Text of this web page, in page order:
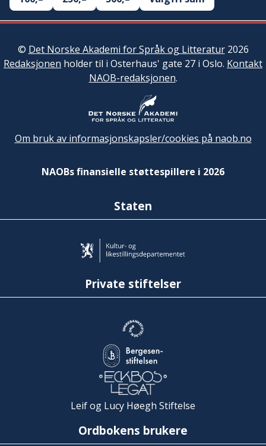
© Det Norske Akademi for Språk og Litteratur2026
Redaksjonen holder til i Osterhaus' gate 27 i Oslo. Kontakt
NAOB-redaksjonen.
Om bruk av informasjonskapsler/cookies på naob.no
NAOBs finansielle støttespillere i 2026
Staten
Private stiftelser
Leif og Lucy Høegh Stiftelse
Ordbokens brukere